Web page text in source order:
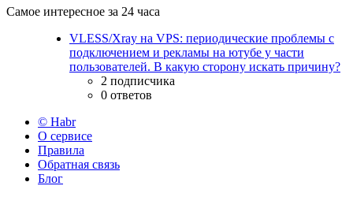
Самое интересное за 24 часа
VLESS/Xray на VPS: периодические проблемы с
подключением и рекламы на ютубе у части
пользователей. В какую сторону искать причину?
2 подписчика
0 ответов
© Habr
О сервисе
Правила
Обратная связь
Блог